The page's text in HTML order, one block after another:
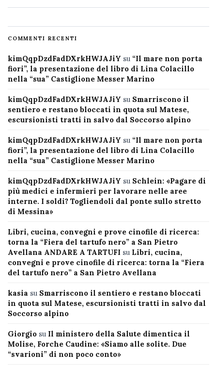
COMMENTI RECENTI
kimQqpDzdFadDXrkHWJAJiY su “Il mare non porta
fiori”, la presentazione del libro di Lina Colacillo
nella “sua” Castiglione Messer Marino
kimQqpDzdFadDXrkHWJAJiY su Smarriscono il
sentiero e restano bloccati in quota sul Matese,
escursionisti tratti in salvo dal Soccorso alpino
kimQqpDzdFadDXrkHWJAJiY su “Il mare non porta
fiori”, la presentazione del libro di Lina Colacillo
nella “sua” Castiglione Messer Marino
kimQqpDzdFadDXrkHWJAJiY su Schlein: «Pagare di
più medici e infermieri per lavorare nelle aree
interne. I soldi? Togliendoli dal ponte sullo stretto
di Messina»
Libri, cucina, convegni e prove cinofile di ricerca:
torna la “Fiera del tartufo nero” a San Pietro
Avellana ANDARE A TARTUFI su Libri, cucina,
convegni e prove cinofile di ricerca: torna la “Fiera
del tartufo nero” a San Pietro Avellana
kasia su Smarriscono il sentiero e restano bloccati
in quota sul Matese, escursionisti tratti in salvo dal
Soccorso alpino
Giorgio su Il ministero della Salute dimentica il
Molise, Forche Caudine: «Siamo alle solite. Due
“svarioni” di non poco conto»